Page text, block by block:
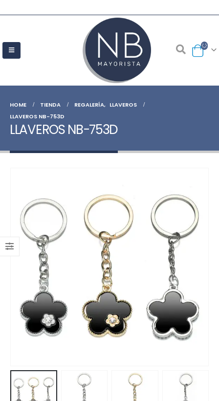
HOME TIENDA REGALERÍA, LLAVEROS
LLAVEROS NB-753D
LLAVEROS NB-753D